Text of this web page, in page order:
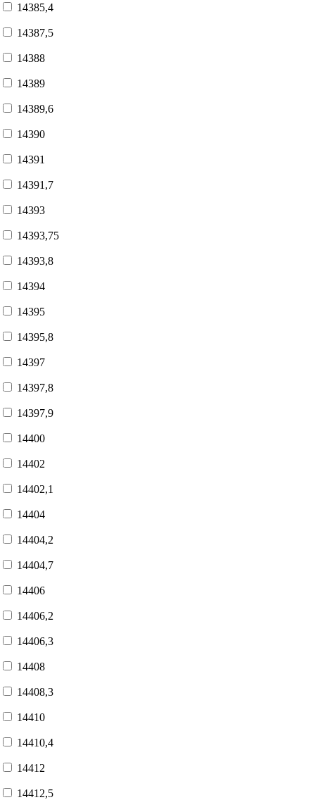
14385,4
14387,5
14388
14389
14389,6
14390
14391
14391,7
14393
14393,75
14393,8
14394
14395
14395,8
14397
14397,8
14397,9
14400
14402
14402,1
14404
14404,2
14404,7
14406
14406,2
14406,3
14408
14408,3
14410
14410,4
14412
14412,5